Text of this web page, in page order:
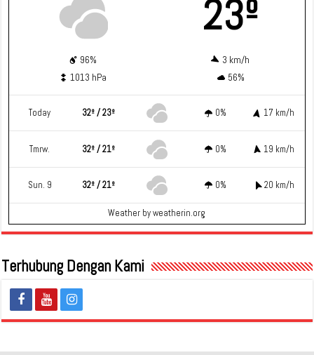
23º
96%
3 km/h
1013 hPa
56%
Today 32º / 23º 0% 17 km/h
Tmrw. 32º / 21º 0% 19 km/h
Sun. 9 32º / 21º 0% 20 km/h
Weather by weatherin.org
Terhubung Dengan Kami